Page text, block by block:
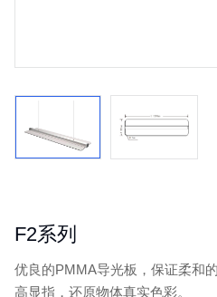
F2系列
优良的PMMA导光板，保证柔和
高显指，还原物体真实色彩。